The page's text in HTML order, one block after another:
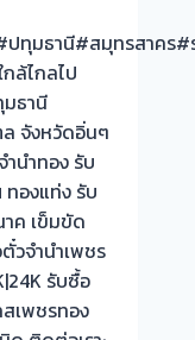
ทุมธานี#สมุทรสาคร#
ล้ไกลไป
ธานี
จังหวัดอิ่นๆ
นำทอง รับ
องแท่ง รับ
ค เข็มขัด
วจำนำเพชร
รับซื้อ
เพชรทอง